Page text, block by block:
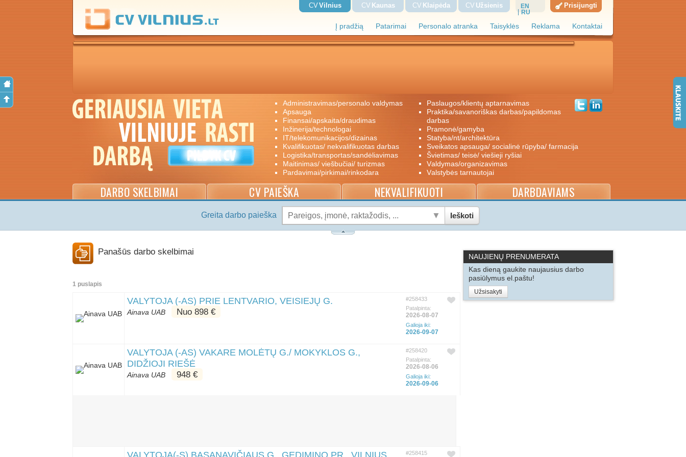
Į pradžią Patarimai Personalo atranka Taisyklės Reklama Kontaktai
CVVilnius CV Kaunas CV Klaipėda CV Užsienis
EN
RU
Prisijungti
administravimas/personalo valdymas
apsauga
finansai/apskaita/draudimas
inžinerija/technologai
IT/telekomunikacijos/dizainas
kvalifikuotas/ nekvalifikuotas darbas
logistika/transportas/sandėliavimas
maitinimas/ viešbučiai/ turizmas
pardavimai/pirkimai/rinkodara
paslaugos/klientų aptarnavimas
praktika/savanoriškas darbas/papildomas
darbas
pramonė/gamyba
statyba/nt/architektūra
sveikatos apsauga/ socialinė rūpyba/ farmacija
švietimas/ teisė/ viešieji ryšiai
valdymas/organizavimas
valstybės tarnautojai
DARBO SKELBIMAI CV PAIEŠKA NEKVALIFIKUOTI DARBDAVIAMS
Greita darbo paieška Ieškoti
Panašūs darbo skelbimai
1 puslapis
VALYTOJA (-AS) PRIE LENTVARIO, VEISIEJŲ G.
Ainava UAB Nuo 898 €
#258433
Patalpinta:
2026-08-07
Galioja iki:
2026-09-07
VALYTOJA (-AS) VAKARE MOLĖTŲ G./ MOKYKLOS G.,
DIDŽIOJI RIEŠĖ
Ainava UAB 948 €
#258420
Patalpinta:
2026-08-06
Galioja iki:
2026-09-06
VALYTOJA(-S) BASANAVIČIAUS G., GEDIMINO PR., VILNIUS #258415
NAUJIENŲ PRENUMERATA
Kas dieną gaukite naujausius darbo
pasiūlymus el.paštu!
Užsisakyti